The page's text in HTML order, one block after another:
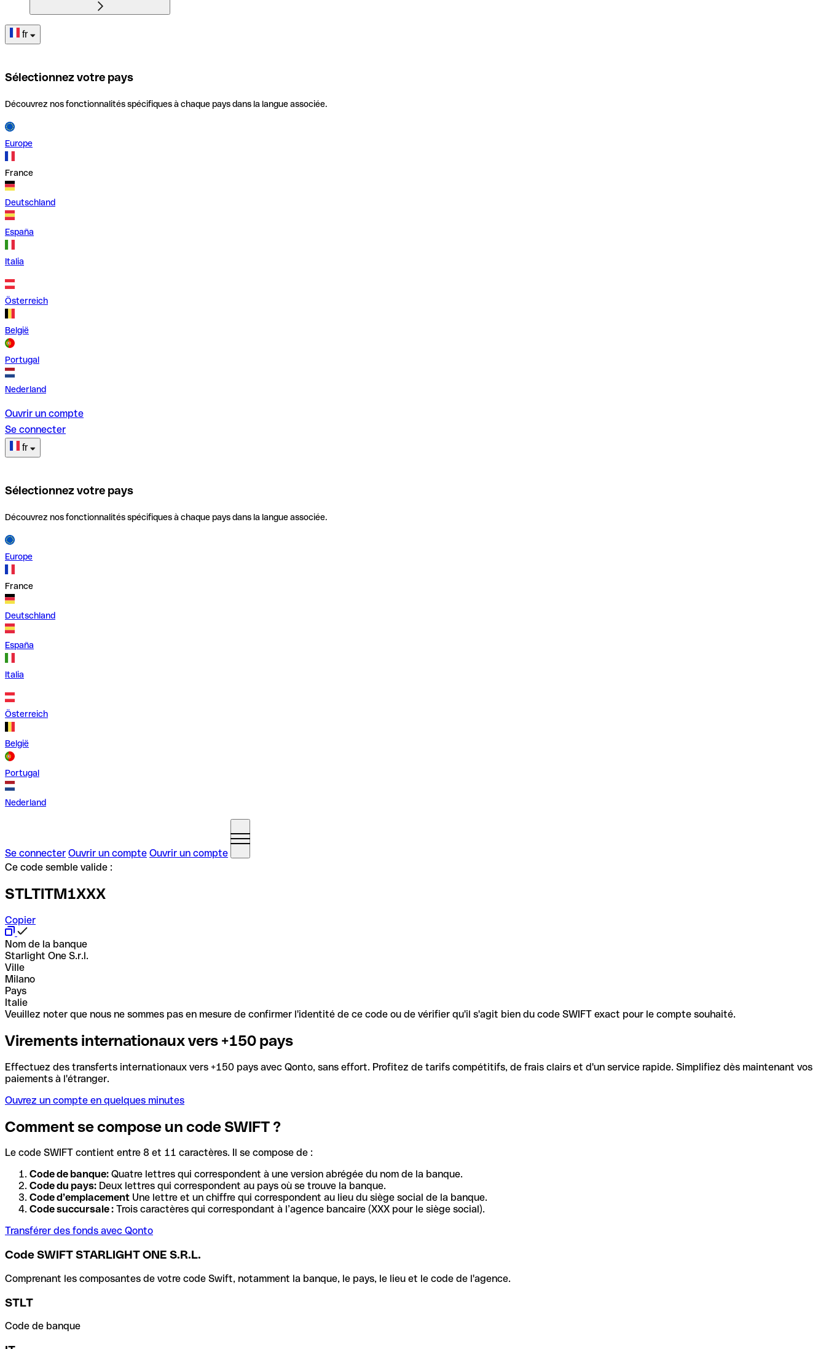
fr
Sélectionnez votre pays
Découvrez nos fonctionnalités spécifiques à chaque pays dans la langue associée.
Europe
France
Deutschland
España
Italia
Österreich
België
Portugal
Nederland
Ouvrir un compte
Se connecter
fr
Sélectionnez votre pays
Découvrez nos fonctionnalités spécifiques à chaque pays dans la langue associée.
Europe
France
Deutschland
España
Italia
Österreich
België
Portugal
Nederland
Se connecter Ouvrir un compte Ouvrir un compte
Ce code semble valide :
STLTITM1XXX
Copier
Nom de la banque
Starlight One S.r.l.
Ville
Milano
Pays
Italie
Veuillez noter que nous ne sommes pas en mesure de confirmer l'identité de ce code ou de vérifier qu'il s'agit bien du code SWIFT exact pour le compte souhaité.
Virements internationaux vers +150 pays
Effectuez des transferts internationaux vers +150 pays avec Qonto, sans effort. Profitez de tarifs compétitifs, de frais clairs et d'un service rapide. Simplifiez dès maintenant vos
paiements à l'étranger.
Ouvrez un compte en quelques minutes
Comment se compose un code SWIFT ?
Le code SWIFT contient entre 8 et 11 caractères. Il se compose de :
Code de banque: Quatre lettres qui correspondent à une version abrégée du nom de la banque.
Code du pays: Deux lettres qui correspondent au pays où se trouve la banque.
Code d’emplacement Une lettre et un chiffre qui correspondent au lieu du siège social de la banque.
Code succursale : Trois caractères qui correspondant à l’agence bancaire (XXX pour le siège social).
Transférer des fonds avec Qonto
Code SWIFT STARLIGHT ONE S.R.L.
Comprenant les composantes de votre code Swift, notamment la banque, le pays, le lieu et le code de l'agence.
STLT
Code de banque